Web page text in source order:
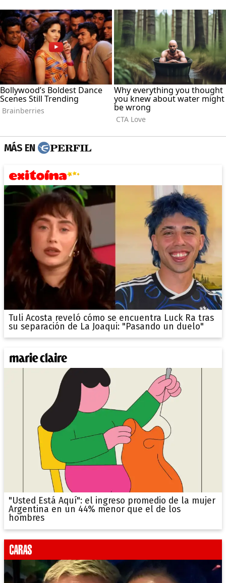
MÁS EN
Tuli Acosta reveló cómo se encuentra Luck Ra tras
su separación de La Joaqui: "Pasando un duelo"
"Usted Está Aquí": el ingreso promedio de la mujer
Argentina en un 44% menor que el de los
hombres